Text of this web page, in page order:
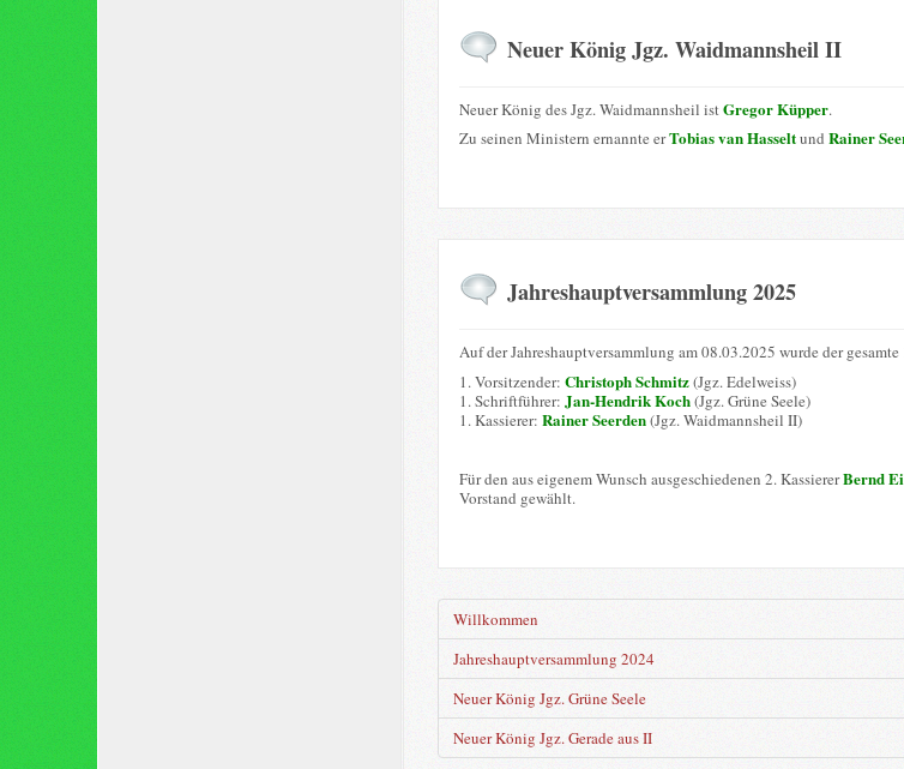
Neuer König Jgz. Waidmannsheil II
Neuer König des Jgz. Waidmannsheil istGregor Küpper.
Zu seinen Ministern ernannte erTobias van Hasseltund Rainer
Jahreshauptversammlung 2025
Auf der Jahreshauptversammlung am 08.03.2025 wurde der
1. Vorsitzender: Christoph Schmitz(Jgz. Edelweiss)
1. Schriftführer: Jan-Hendrik Koch(Jgz. Grüne Seele)
1. Kassierer: Rainer Seerden(Jgz. Waidmannsheil II)
Für den aus eigenem Wunsch ausgeschiedenen 2. KassiererBernd
Vorstand gewählt.
Willkommen
Jahreshauptversammlung 2024
Neuer König Jgz. Grüne Seele
Neuer König Jgz. Gerade aus II